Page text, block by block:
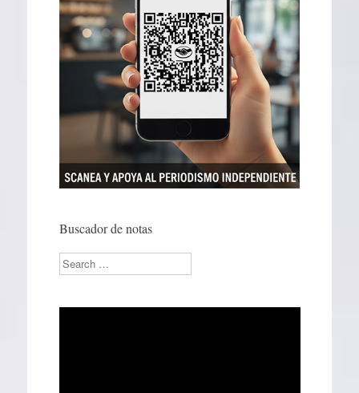
Buscador de notas
Search